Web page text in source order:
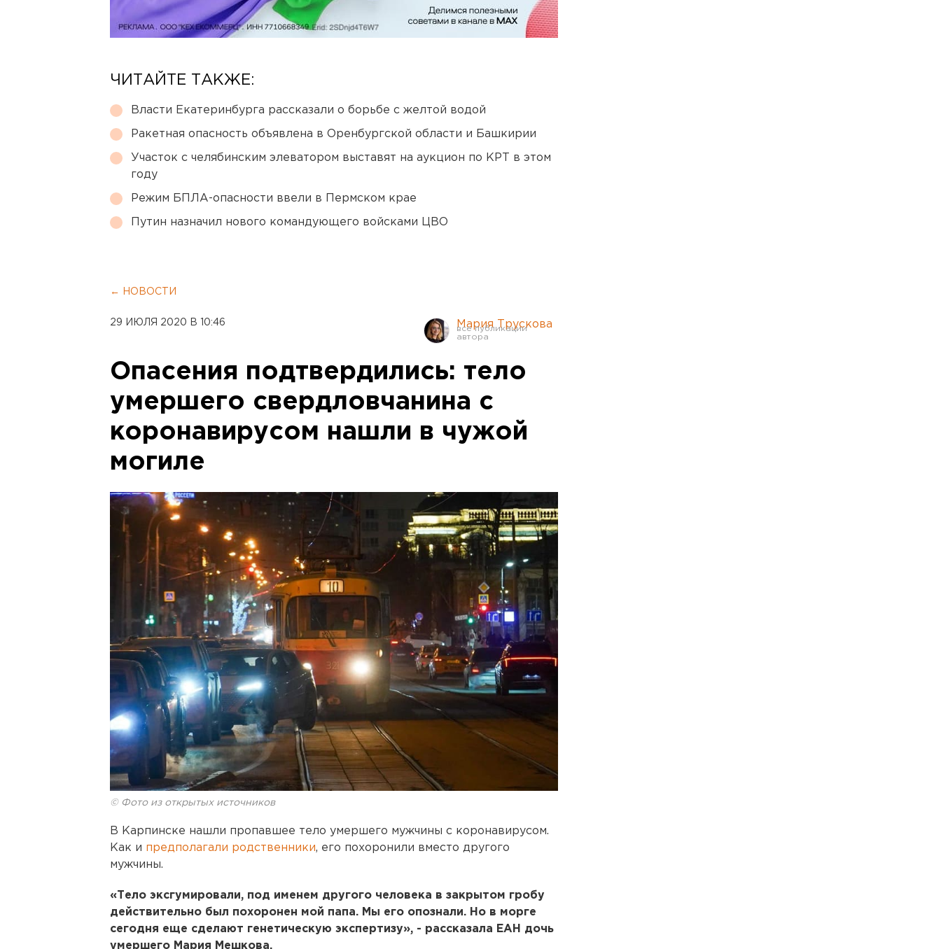
ЧИТАЙТЕ ТАКЖЕ:
Власти Екатеринбурга рассказали о борьбе с желтой водой
Ракетная опасность объявлена в Оренбургской области и Башкирии
Участок с челябинским элеватором выставят на аукцион по КРТ в этом
году
Режим БПЛА-опасности ввели в Пермском крае
Путин назначил нового командующего войсками ЦВО
← НОВОСТИ
29 ИЮЛЯ 2020 В 10:46 Мария Трускова
Опасения подтвердились: тело
умершего свердловчанина с
коронавирусом нашли в чужой
могиле
© Фото из открытых источников
В Карпинске нашли пропавшее тело умершего мужчины с коронавирусом.
Как и предполагали родственники, его похоронили вместо другого
мужчины.
«Тело эксгумировали, под именем другого человека в закрытом гробу
действительно был похоронен мой папа. Мы его опознали. Но в морге
сегодня еще сделают генетическую экспертизу», - рассказала ЕАН дочь
умершего Мария Мешкова.